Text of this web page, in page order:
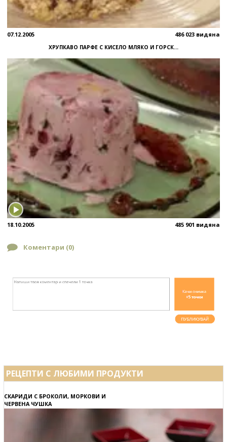
07.12.2005 486 023 видяна
ХРУПКАВО ПАРФЕ С КИСЕЛО МЛЯКО И ГОРСК...
18.10.2005 485 901 видяна
Коментари (0)
РЕЦЕПТИ С ЛЮБИМИ ПРОДУКТИ
СКАРИДИ С БРОКОЛИ, МОРКОВИ И
ЧЕРВЕНА ЧУШКА